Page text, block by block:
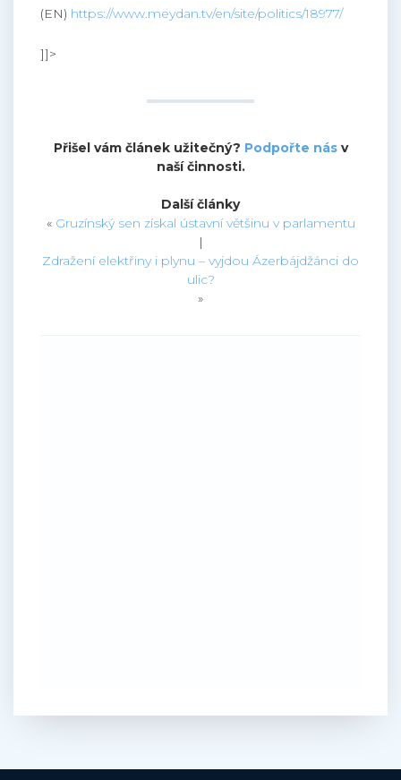
(EN) https://www.meydan.tv/en/site/politics/18977/
]]>
Přišel vám článek užitečný? Podpořte násv
naší činnosti.
Další články
« Gruzínský sen získal ústavní většinu v parlamentu
|
Zdražení elektřiny i plynu – vyjdou Ázerbájdžánci do
ulic?
»